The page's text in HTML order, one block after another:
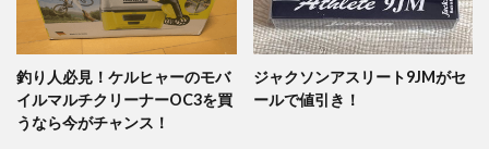
釣り人必見！ケルヒャーのモバ
イルマルチクリーナーOC3を買
うなら今がチャンス！
ジャクソンアスリート9JMがセ
ールで値引き！